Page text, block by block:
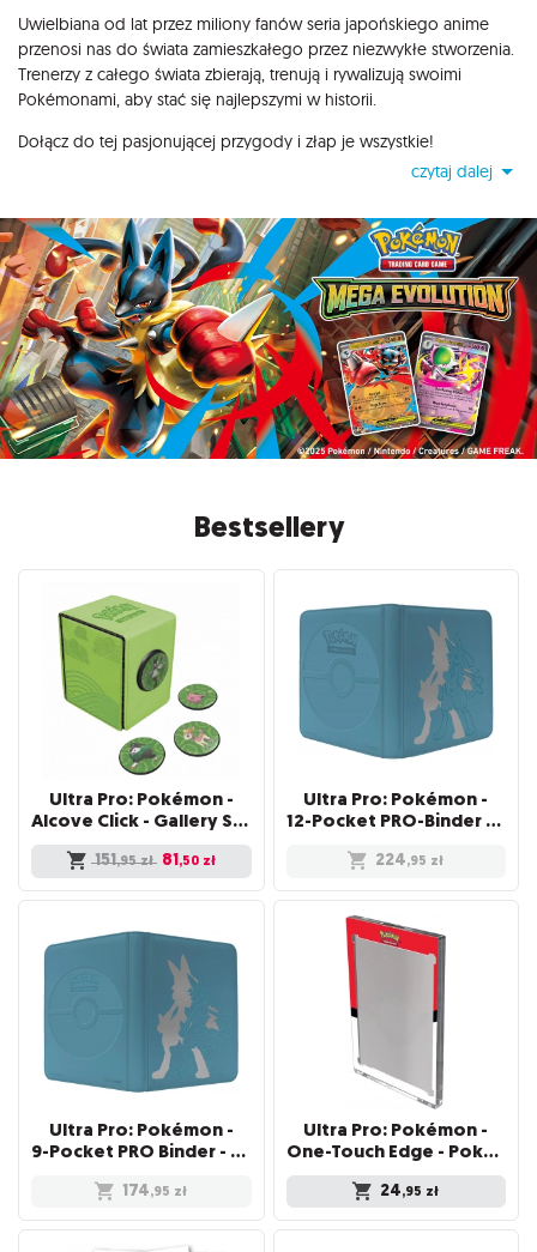
Uwielbiana od lat przez miliony fanów seria japońskiego anime
przenosi nas do świata zamieszkałego przez niezwykłe stworzenia.
Trenerzy z całego świata zbierają, trenują i rywalizują swoimi
Pokémonami, aby stać się najlepszymi w historii.
Dołącz do tej pasjonującej przygody i złap je wszystkie!
czytaj dalej
Bestsellery
Ultra Pro: Pokémon -
Alcove Click - Gallery Series - Morning Meadow
151,95 zł 81,50 zł
Ultra Pro: Pokémon -
12-Pocket PRO-Binder - Elite Series - Lucario
224,95 zł
Ultra Pro: Pokémon -
9-Pocket PRO Binder - Elite Series - Lucario
174,95 zł
Ultra Pro: Pokémon -
One-Touch Edge - Poké Ball
24,95 zł